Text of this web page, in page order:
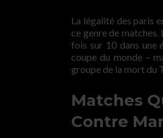
La légalité des paris
ce genre de
fois sur 10 dans une
coupe du monde –
groupe de la mort du
Matches
Contre